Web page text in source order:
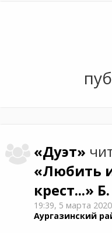
«Дуэт»
«Любить
крест...»
19:39, 5 марта 2020
Аургазинский